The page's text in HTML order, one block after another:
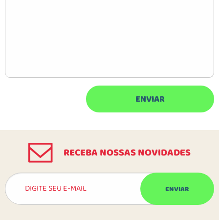
RECEBA NOSSAS NOVIDADES